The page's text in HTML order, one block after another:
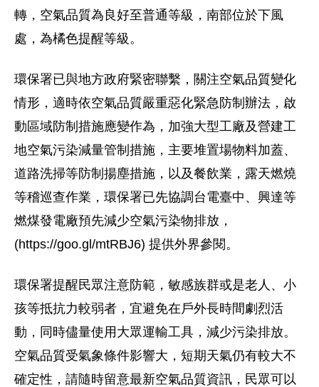
轉，空氣品質為良好至普通等級，南部位於下風
處，為橘色提醒等級。
環保署已與地方政府緊密聯繫，關注空氣品質變化
情形，適時依空氣品質嚴重惡化緊急防制辦法，啟
動區域防制措施應變作為，加強大型工廠及營建工
地空氣污染減量管制措施，主要堆置場物料加蓋、
道路洗掃等防制揚塵措施，以及餐飲業，露天燃燒
等稽巡查作業，環保署已先協調台電臺中、興達等
燃煤發電廠預先減少空氣污染物排放，
(https://goo.gl/mtRBJ6) 提供外界參閱。
環保署提醒民眾注意防範，敏感族群或是老人、小
孩等抵抗力較弱者，宜避免在戶外長時間劇烈活
動，同時儘量使用大眾運輸工具，減少污染排放。
空氣品質受氣象條件影響大，短期天氣仍有較大不
確定性，請隨時留意最新空氣品質資訊，民眾可以